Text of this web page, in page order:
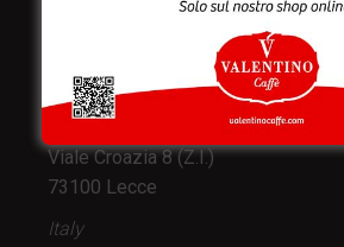
e produzione:
Viale Croazia 8 (Z.I.)
73100 Lecce
Italy